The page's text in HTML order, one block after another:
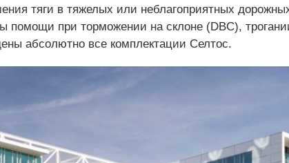
тяги в тяжелых или неблагоприятных
помощи при торможении на склоне (DBC),
абсолютно все комплектации Селтос.